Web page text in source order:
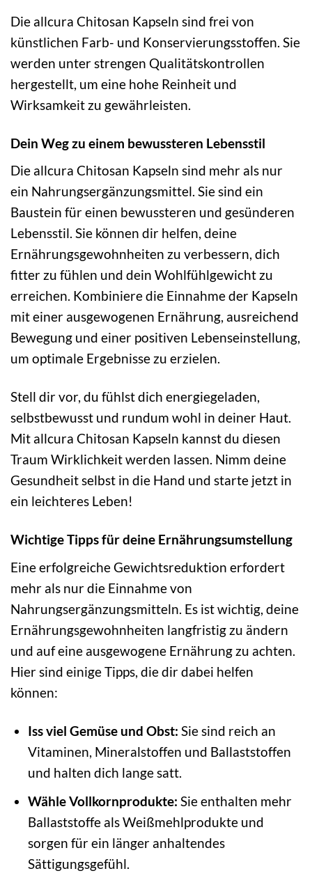
Die allcura Chitosan Kapseln sind frei von
künstlichen Farb- und Konservierungsstoffen. Sie
werden unter strengen Qualitätskontrollen
hergestellt, um eine hohe Reinheit und
Wirksamkeit zu gewährleisten.
Dein Weg zu einem bewussteren Lebensstil
Die allcura Chitosan Kapseln sind mehr als nur
ein Nahrungsergänzungsmittel. Sie sind ein
Baustein für einen bewussteren und gesünderen
Lebensstil. Sie können dir helfen, deine
Ernährungsgewohnheiten zu verbessern, dich
fitter zu fühlen und dein Wohlfühlgewicht zu
erreichen. Kombiniere die Einnahme der Kapseln
mit einer ausgewogenen Ernährung, ausreichend
Bewegung und einer positiven Lebenseinstellung,
um optimale Ergebnisse zu erzielen.
Stell dir vor, du fühlst dich energiegeladen,
selbstbewusst und rundum wohl in deiner Haut.
Mit allcura Chitosan Kapseln kannst du diesen
Traum Wirklichkeit werden lassen. Nimm deine
Gesundheit selbst in die Hand und starte jetzt in
ein leichteres Leben!
Wichtige Tipps für deine Ernährungsumstellung
Eine erfolgreiche Gewichtsreduktion erfordert
mehr als nur die Einnahme von
Nahrungsergänzungsmitteln. Es ist wichtig, deine
Ernährungsgewohnheiten langfristig zu ändern
und auf eine ausgewogene Ernährung zu achten.
Hier sind einige Tipps, die dir dabei helfen
können:
Iss viel Gemüse und Obst: Sie sind reich an
Vitaminen, Mineralstoffen und Ballaststoffen
und halten dich lange satt.
Wähle Vollkornprodukte: Sie enthalten mehr
Ballaststoffe als Weißmehlprodukte und
sorgen für ein länger anhaltendes
Sättigungsgefühl.